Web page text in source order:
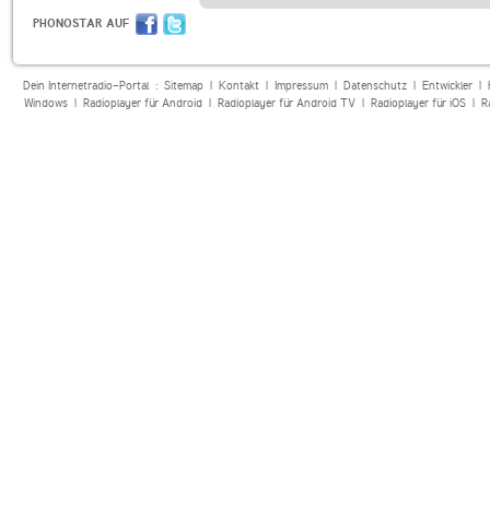
PHONOSTAR AUF
Dein Internetradio-Portal : Sitemap| Kontakt| Impressum| Datenschutz| Entwickler|
Windows| Radioplayer für Android| Radioplayer für Android TV| Radioplayer für iOS|